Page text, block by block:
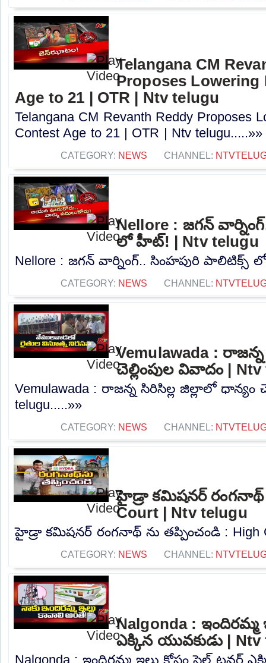
Telangana CM
Proposes Lowering
Age to 21 | OTR | Ntv telugu
Telangana CM Revanth Reddy Proposes
Contest Age to 21 | OTR | Ntv telugu.....»»
CATEGORY: NEWS CHANNEL:
Nellore : జగన్
లో హీట్! | Ntv telugu
Nellore : జగన్ వార్నింగ్.. సింహపురి పాలిటిక్స్
CATEGORY: NEWS CHANNEL:
Vemulawada :
చెల్లింపుల వివాదం |
Vemulawada : రాజన్న సిరిసిల్ల జిల్లాలో ధాన్యం
telugu.....»»
CATEGORY: NEWS CHANNEL:
హైడ్రా కమిషనర్ రంగనాథ్
Court | Ntv telugu
హైడ్రా కమిషనర్ రంగనాథ్ ను తప్పించండి : High
CATEGORY: NEWS CHANNEL:
Nalgonda : ఇందిరమ్మ
ఎక్కిన యువకుడు | Ntv
Nalgonda : ఇందిరమ్మ ఇల్లు కోసం సెల్ టవర్